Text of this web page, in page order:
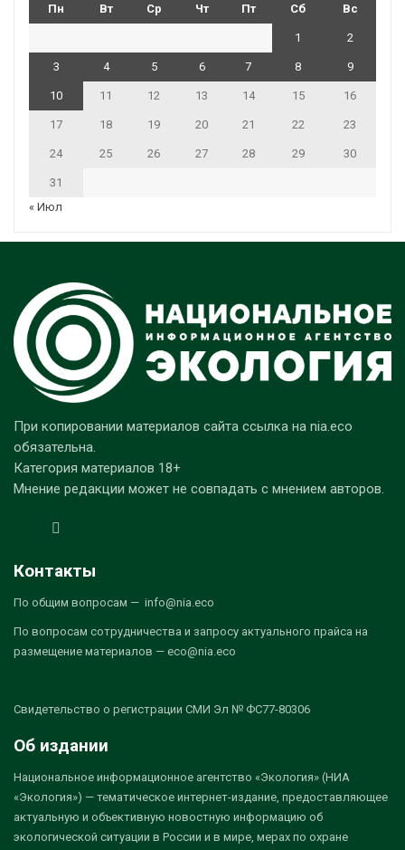
Пн Вт Ср Чт Пт Сб Вс
1 2
3 4 5 6 7 8 9
10 11 12 13 14 15 16
17 18 19 20 21 22 23
24 25 26 27 28 29 30
31
« Июл
При копировании материалов сайта ссылка на nia.eco
обязательна.
Категория материалов 18+
Мнение редакции может не совпадать с мнением авторов.
Контакты
По общим вопросам — info@nia.eco
По вопросам сотрудничества и запросу актуального прайса на
размещение материалов — eco@nia.eco
Свидетельство о регистрации СМИ Эл № ФС77-80306
Об издании
Национальное информационное агентство «Экология» (НИА
«Экология») — тематическое интернет-издание, предоставляющее
актуальную и объективную новостную информацию об
экологической ситуации в России и в мире, мерах по охране